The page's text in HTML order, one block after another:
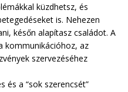
küzdhetsz, és
is. Nehezen
későn alapítasz családot. A
kommunikációhoz, az
szervezéséhez
és a “sok szerencsét”